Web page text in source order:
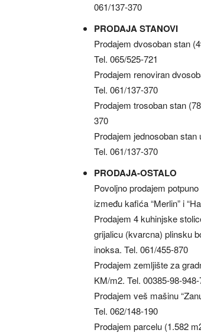
061/137-370
PRODAJA STANOVI
Prodajem dvosoban stan
Tel. 065/525-721
Prodajem renoviran
Tel. 061/137-370
Prodajem trosoban stan
370
Prodajem jednosoban
Tel. 061/137-370
PRODAJA-OSTALO
Povoljno prodajem
između kafića “Merlin” i
Prodajem 4 kuhinjske
grijalicu (kvarcna) plinsku
inoksa. Tel. 061/455-870
Prodajem zemljište za
KM/m2. Tel. 00385-98-
Prodajem veš mašinu
Tel. 062/148-190
Prodajem parcelu (1.582